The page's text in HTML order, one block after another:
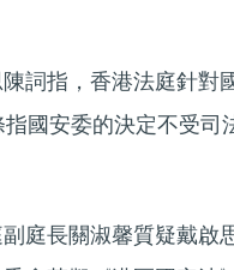
詞指，香港法庭針對
國安委的決定不受司
庭長關淑馨質疑戴啟